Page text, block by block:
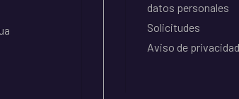
datos personales
Solicitudes
Aviso de privacidad